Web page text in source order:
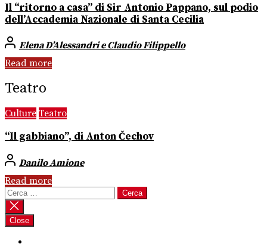
Il “ritorno a casa” di Sir Antonio Pappano, sul podio
dell’Accademia Nazionale di Santa Cecilia
Elena D’Alessandri e Claudio Filippello
Read more
Teatro
Culture Teatro
“Il gabbiano”, di Anton Čechov
Danilo Amione
Read more
Ricerca
per:
Close